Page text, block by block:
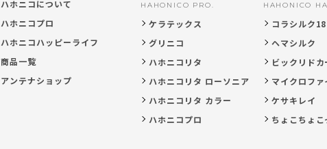
ハホニコについて
ハホニコプロ
ハホニコハッピーライフ
商品一覧
アンテナショップ
HAHONICO PRO.
ケラテックス
グリニコ
ハホニコリタ
ハホニコリタ ローソニア
ハホニコリタ カラー
ハホニコプロ
HAHONICO
コラシルク18
ヘマシルク
ビックリドカ
マイクロファ
ケサキレイ
ちょこちょこ